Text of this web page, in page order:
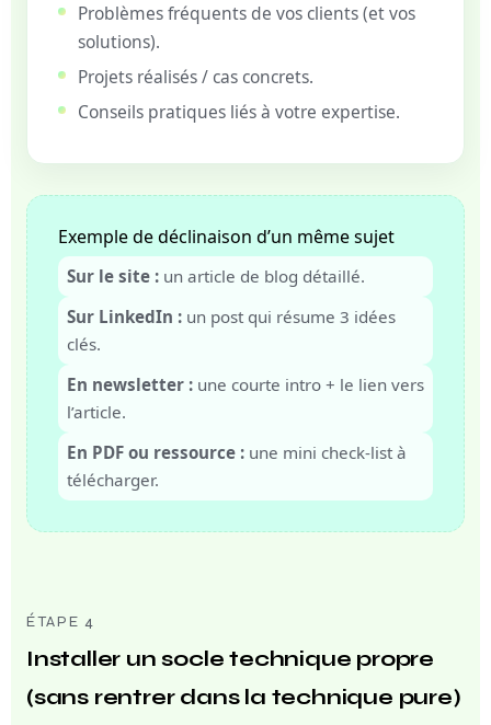
Problèmes fréquents de vos clients (et vos
solutions).
Projets réalisés / cas concrets.
Conseils pratiques liés à votre expertise.
Exemple de déclinaison d’un même sujet
Sur le site : un article de blog détaillé.
Sur LinkedIn : un post qui résume 3 idées
clés.
En newsletter : une courte intro + le lien vers
l’article.
En PDF ou ressource : une mini check-list à
télécharger.
ÉTAPE 4
Installer un socle technique propre
(sans rentrer dans la technique pure)